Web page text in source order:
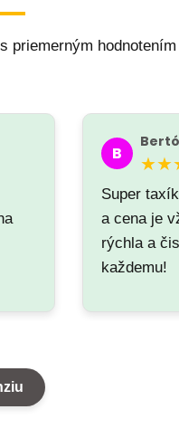
s priemerným hodnotením
B
Super
a cena je
rýchla a
každemu!